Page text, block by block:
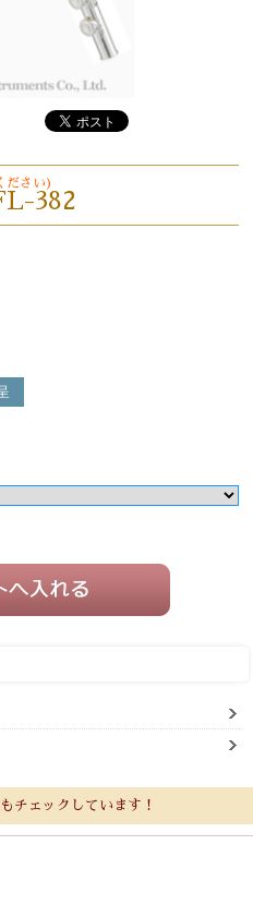
ださい)
382
チェックしています！